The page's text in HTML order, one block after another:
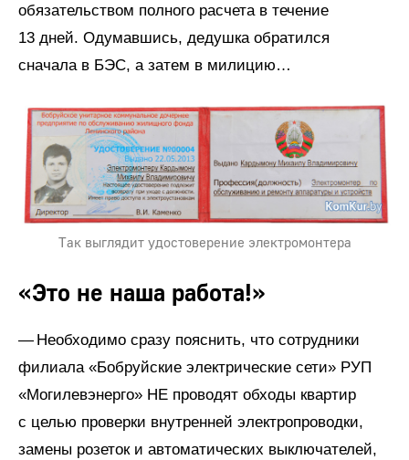
обязательством полного расчета в течение
13 дней. Одумавшись, дедушка обратился
сначала в БЭС, а затем в милицию…
Так выглядит удостоверение электромонтера
«Это не наша работа!»
— Необходимо сразу пояснить, что сотрудники
филиала «Бобруйские электрические сети» РУП
«Могилевэнерго» НЕ проводят обходы квартир
с целью проверки внутренней электропроводки,
замены розеток и автоматических выключателей,